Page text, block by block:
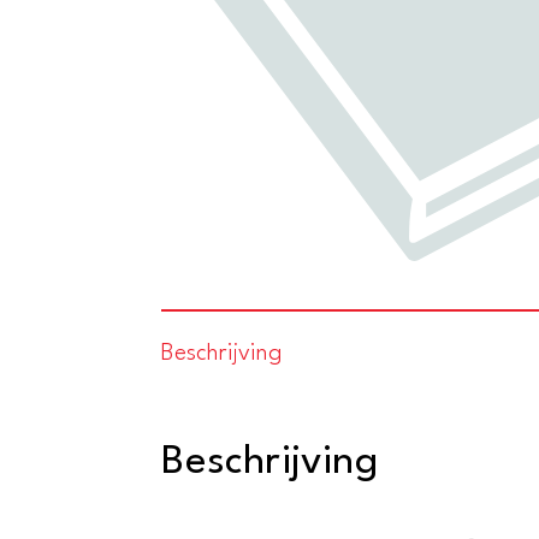
Beschrijving
Beschrijving